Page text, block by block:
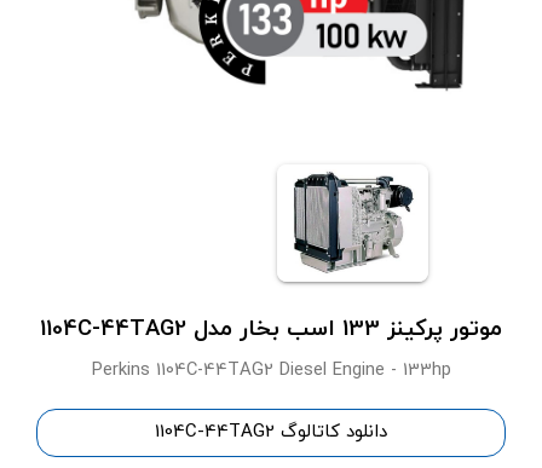
موتور پرکینز 133 اسب بخار مدل 1104C-44TAG2
Perkins 1104C-44TAG2 Diesel Engine - 133hp
دانلود کاتالوگ 1104C-44TAG2